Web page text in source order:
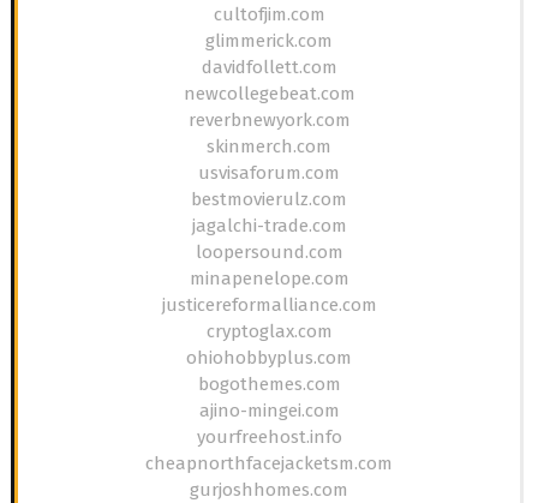
cultofjim.com
glimmerick.com
davidfollett.com
newcollegebeat.com
reverbnewyork.com
skinmerch.com
usvisaforum.com
bestmovierulz.com
jagalchi-trade.com
loopersound.com
minapenelope.com
justicereformalliance.com
cryptoglax.com
ohiohobbyplus.com
bogothemes.com
ajino-mingei.com
yourfreehost.info
cheapnorthfacejacketsm.com
gurjoshhomes.com